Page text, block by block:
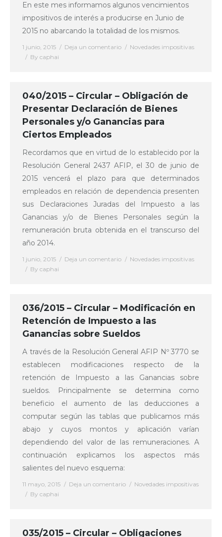
En este mes informamos algunos vencimientos
impositivos de interés a producirse en Junio de
2015 no abarcando la totalidad de los mismos.
1 junio, 2015 Deja un comentario
Novedades impositivas
By caphai
040/2015 – Circular – Obligación de
Presentar Declaración de Bienes
Personales y/o Ganancias para
Ciertos Empleados
Recordamos que en virtud de lo establecido por la
Resolución General 2437 AFIP, el 30 de junio de
2015 vencerá el plazo para que determinados
empleados en relación de dependencia presenten
sus Declaraciones Juradas del Impuesto a las
Ganancias y/o de Bienes Personales según la
remuneración bruta obtenida en el transcurso del
año 2014.
1 junio, 2015 Deja un comentario
Novedades impositivas
By caphai
036/2015 – Circular – Modificación en
Retención de Impuesto a las
Ganancias sobre Sueldos
A través de la Resolución General AFIP Nº 3770 se
establecen modificaciones respecto de la
retención de Impuesto a las Ganancias sobre
sueldos. Principalmente se determina como
beneficio el aumento de las deducciones a
computar según las tablas que publicamos más
abajo y cuyos montos y aplicación varían
dependiendo del valor de las remuneraciones. A
continuación explicamos los aspectos más
salientes del nuevo esquema:
11 mayo, 2015 Deja un comentario
Novedades impositivas
By caphai
035/2015 – Circular – Obligaciones